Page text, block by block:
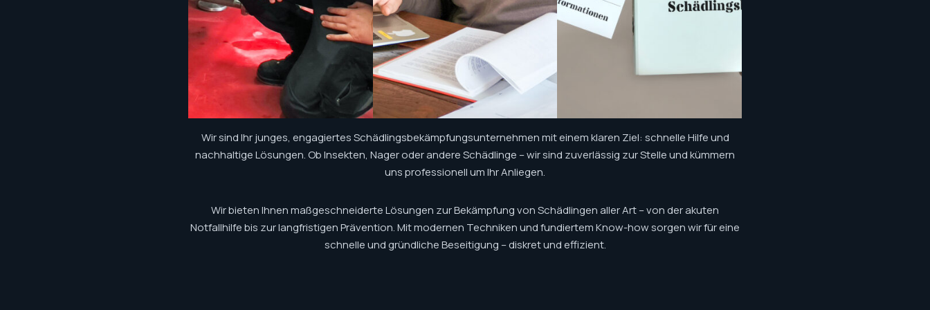
Wir sind Ihr junges, engagiertes Schädlingsbekämpfungsunternehmen mit einem klaren Ziel: schnelle Hilfe und
nachhaltige Lösungen. Ob Insekten, Nager oder andere Schädlinge – wir sind zuverlässig zur Stelle und kümmern
uns professionell um Ihr Anliegen.
Wir bieten Ihnen maßgeschneiderte Lösungen zur Bekämpfung von Schädlingen aller Art – von der akuten
Notfallhilfe bis zur langfristigen Prävention. Mit modernen Techniken und fundiertem Know-how sorgen wir für eine
schnelle und gründliche Beseitigung – diskret und effizient.